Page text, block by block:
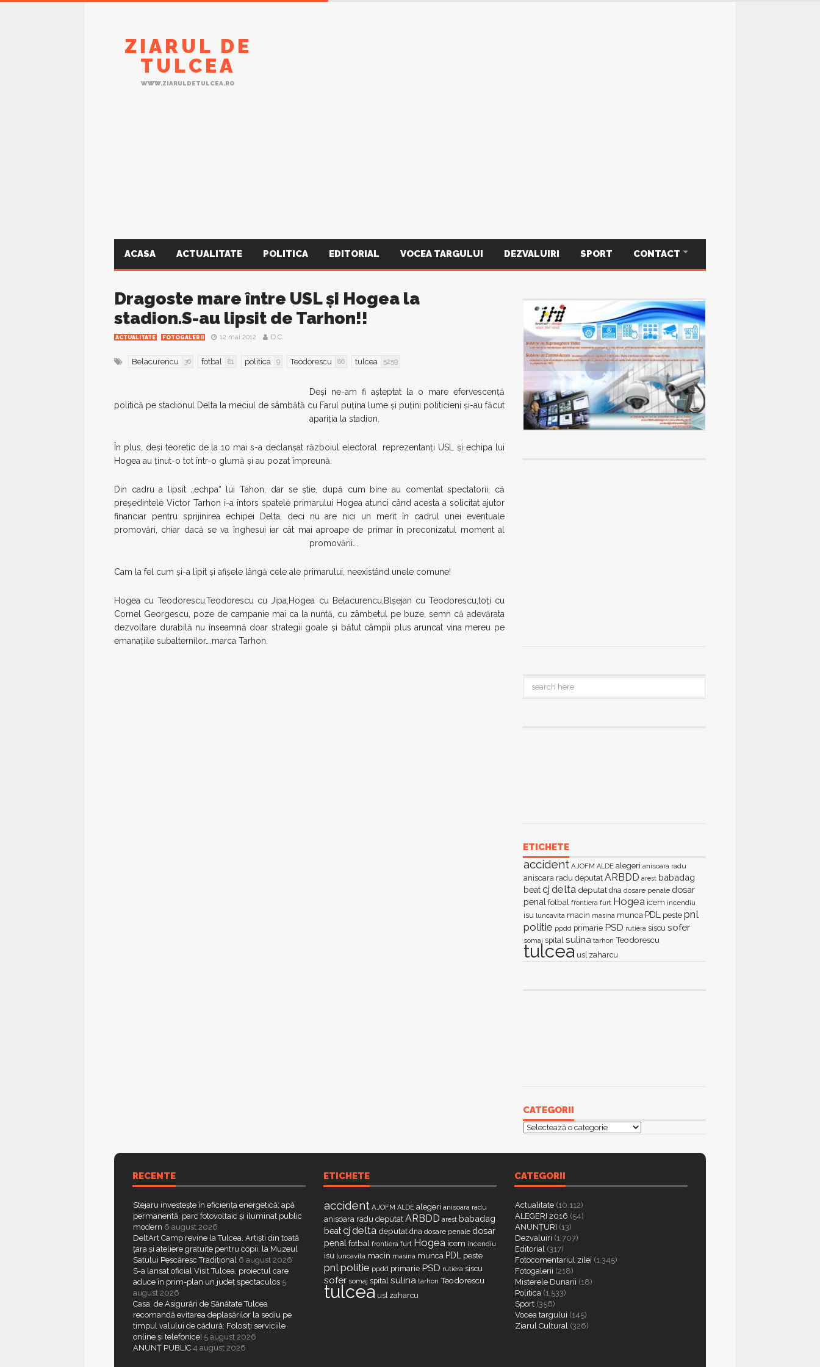
ZIARUL DE
TULCEA
WWW.ZIARULDETULCEA.RO
ACASA ACTUALITATE POLITICA EDITORIAL VOCEA TARGULUI DEZVALUIRI SPORT CONTACT
Dragoste mare între USL și Hogea la
stadion.S-au lipsit de Tarhon!!
ACTUALITATE FOTOGALERII 12 mai 2012 D.C.
Belacurencu 36 fotbal 81 politica 9 Teodorescu 86 tulcea 5259
Deși ne-am fi așteptat la o mare efervescență
politică pe stadionul Delta la meciul de sâmbătă cu Farul puțina lume și puțini politicieni și-au făcut
apariția la stadion.
În plus, deși teoretic de la 10 mai s-a declanșat războiul electoral reprezentanți USL și echipa lui
Hogea au ținut-o tot într-o glumă și au pozat împreună.
Din cadru a lipsit „echpa“ lui Tahon, dar se știe, după cum bine au comentat spectatorii, că
președintele Victor Tarhon i-a întors spatele primarului Hogea atunci când acesta a solicitat ajutor
financiar pentru sprijinirea echipei Delta, deci nu are nici un merit în cadrul unei eventuale
promovări, chiar dacă se va înghesui iar cât mai aproape de primar în preconizatul moment al
promovării….
Cam la fel cum și-a lipit și afișele lângă cele ale primarului, neexistând unele comune!
Hogea cu Teodorescu,Teodorescu cu Jipa,Hogea cu Belacurencu,Blșejan cu Teodorescu,toți cu
Cornel Georgescu, poze de campanie mai ca la nuntă, cu zâmbetul pe buze, semn că adevărata
dezvoltare durabilă nu înseamnă doar strategii goale și bătut câmpii plus aruncat vina mereu pe
emanațiile subalternilor….marca Tarhon.
ETICHETE
accident AJOFM ALDE alegeri anisoara radu
anisoara radu deputat ARBDD arest babadag
beatcj delta deputat dna dosare penale dosar
penal fotbal frontiera furt Hogea icem incendiu
isu luncavita macin masina munca PDL peste pnl
politie ppdd primarie PSD rutiera siscu sofer
somaj spital sulina tarhon Teodorescu
tulcea usl zaharcu
CATEGORII
Categorii
RECENTE
Stejaru investește în eficiența energetică: apă
permanentă, parc fotovoltaic și iluminat public
modern 6 august 2026
DeltArt Camp revine la Tulcea. Artiști din toată
țara și ateliere gratuite pentru copii, la Muzeul
Satului Pescăresc Tradițional 6 august 2026
S-a lansat oficial Visit Tulcea, proiectul care
aduce în prim-plan un județ spectaculos 5
august 2026
Casa de Asigurări de Sănătate Tulcea
recomandă evitarea deplasărilor la sediu pe
timpul valului de cădură: Folosiți serviciile
online și telefonice! 5 august 2026
ANUNȚ PUBLIC 4 august 2026
ETICHETE
accident AJOFM ALDE alegeri anisoara radu
anisoara radu deputat ARBDD arest babadag
beatcj delta deputat dna dosare penale dosar
penal fotbal frontiera furt Hogea icem incendiu
isu luncavita macin masina munca PDL peste
pnl politie ppdd primarie PSD rutiera siscu
sofer somaj spital sulina tarhon Teodorescu
tulcea usl zaharcu
CATEGORII
Actualitate (10.112)
ALEGERI 2016 (54)
ANUNȚURI (13)
Dezvaluiri (1.707)
Editorial (317)
Fotocomentariul zilei (1.345)
Fotogalerii (218)
Misterele Dunarii (18)
Politica (1.533)
Sport (356)
Vocea targului (145)
Ziarul Cultural (326)